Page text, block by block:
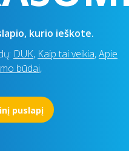
kurio ieškote.
DUK, Kaip tai veikia,Apie
būdai,
puslapį